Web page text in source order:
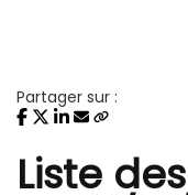
Partager sur :
Liste